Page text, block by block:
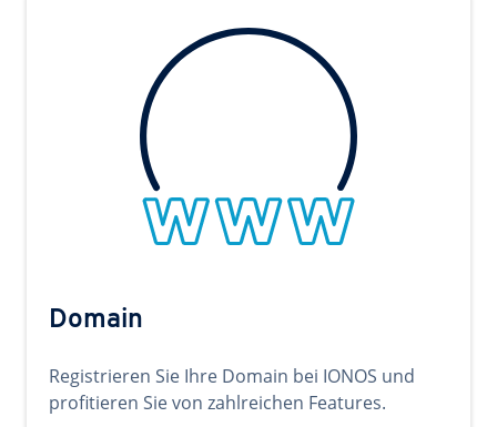
Domain
Registrieren Sie Ihre Domain bei IONOS und
profitieren Sie von zahlreichen Features.